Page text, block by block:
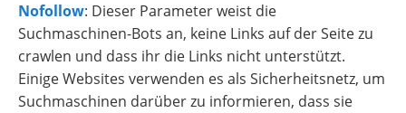
Nofollow: Dieser Parameter weist die
Suchmaschinen-Bots an, keine Links auf der Seite zu
crawlen und dass ihr die Links nicht unterstützt.
Einige Websites verwenden es als Sicherheitsnetz, um
Suchmaschinen darüber zu informieren, dass sie